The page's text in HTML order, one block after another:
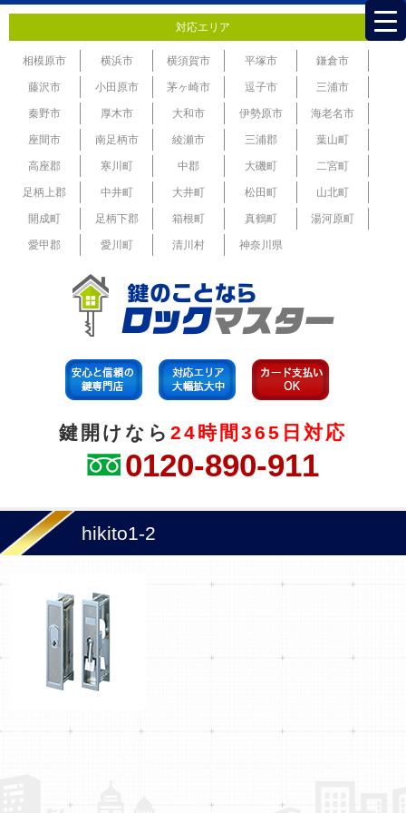
対応エリア
相模原市 横浜市 横須賀市 平塚市 鎌倉市
藤沢市 小田原市 茅ヶ崎市 逗子市 三浦市
秦野市 厚木市 大和市 伊勢原市 海老名市
座間市 南足柄市 綾瀬市 三浦郡 葉山町
高座郡 寒川町 中郡 大磯町 二宮町
足柄上郡 中井町 大井町 松田町 山北町
開成町 足柄下郡 箱根町 真鶴町 湯河原町
愛甲郡 愛川町 清川村 神奈川県
鍵開けなら 24時間365日対応
0120-890-911
hikito1-2